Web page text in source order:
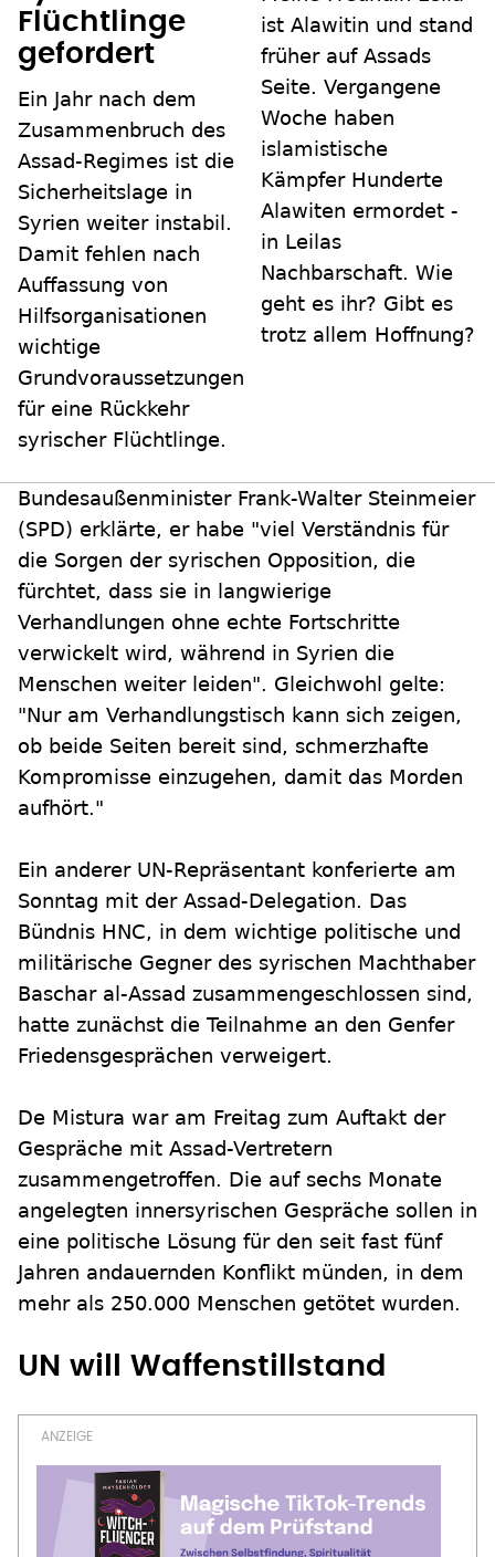
Flüchtlinge
gefordert
Ein Jahr nach dem
Zusammenbruch des
Assad-Regimes ist die
Sicherheitslage in
Syrien weiter instabil.
Damit fehlen nach
Auffassung von
Hilfsorganisationen
wichtige
Grundvoraussetzungen
für eine Rückkehr
syrischer Flüchtlinge.
ist Alawitin und stand
früher auf Assads
Seite. Vergangene
Woche haben
islamistische
Kämpfer Hunderte
Alawiten ermordet -
in Leilas
Nachbarschaft. Wie
geht es ihr? Gibt es
trotz allem Hoffnung?
Bundesaußenminister Frank-Walter Steinmeier
(SPD) erklärte, er habe "viel Verständnis für
die Sorgen der syrischen Opposition, die
fürchtet, dass sie in langwierige
Verhandlungen ohne echte Fortschritte
verwickelt wird, während in Syrien die
Menschen weiter leiden". Gleichwohl gelte:
"Nur am Verhandlungstisch kann sich zeigen,
ob beide Seiten bereit sind, schmerzhafte
Kompromisse einzugehen, damit das Morden
aufhört."
Ein anderer UN-Repräsentant konferierte am
Sonntag mit der Assad-Delegation. Das
Bündnis HNC, in dem wichtige politische und
militärische Gegner des syrischen Machthaber
Baschar al-Assad zusammengeschlossen sind,
hatte zunächst die Teilnahme an den Genfer
Friedensgesprächen verweigert.
De Mistura war am Freitag zum Auftakt der
Gespräche mit Assad-Vertretern
zusammengetroffen. Die auf sechs Monate
angelegten innersyrischen Gespräche sollen in
eine politische Lösung für den seit fast fünf
Jahren andauernden Konflikt münden, in dem
mehr als 250.000 Menschen getötet wurden.
UN will Waffenstillstand